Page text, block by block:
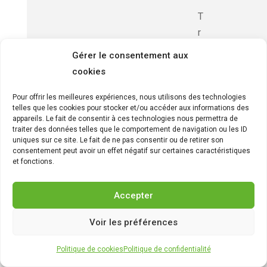
Gérer le consentement aux
cookies
Pour offrir les meilleures expériences, nous utilisons des technologies
telles que les cookies pour stocker et/ou accéder aux informations des
appareils. Le fait de consentir à ces technologies nous permettra de
traiter des données telles que le comportement de navigation ou les ID
uniques sur ce site. Le fait de ne pas consentir ou de retirer son
consentement peut avoir un effet négatif sur certaines caractéristiques
et fonctions.
Accepter
Voir les préférences
Politique de cookies Politique de confidentialité
T
r
e
u
r
s
s